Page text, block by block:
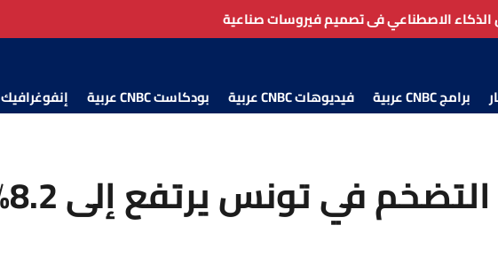
الذكاء الاصطناعي فى تصميم فيروسات صناعية
برامج CNBC عربية فيديوهات CNBC عربية بودكاست CNBC عربية إنفوغرافيك
في تونس يرتفع إلى 8.2% في يوليو